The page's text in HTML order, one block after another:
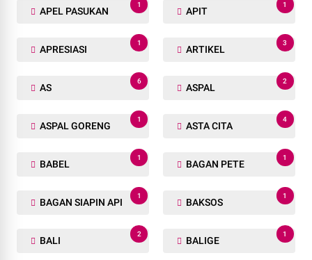
APEL PASUKAN
1
APIT
1
APRESIASI
1
ARTIKEL
3
AS
6
ASPAL
2
ASPAL GORENG
1
ASTA CITA
4
BABEL
1
BAGAN PETE
1
BAGAN SIAPIN API
1
BAKSOS
1
BALI
2
BALIGE
1